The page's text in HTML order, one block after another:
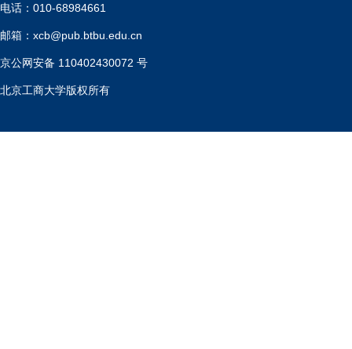
电话：010-68984661
邮箱：xcb@pub.btbu.edu.cn
京公网安备 110402430072 号
北京工商大学版权所有